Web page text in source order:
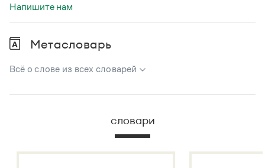
Напишите нам
Метасловарь
Всё о слове из всех словарей
В метасловаре Грамоты в удобном виде собрана вся
Русский орфографический словарь
словари